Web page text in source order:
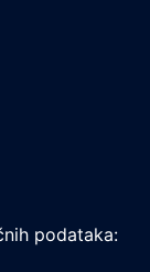
podataka: